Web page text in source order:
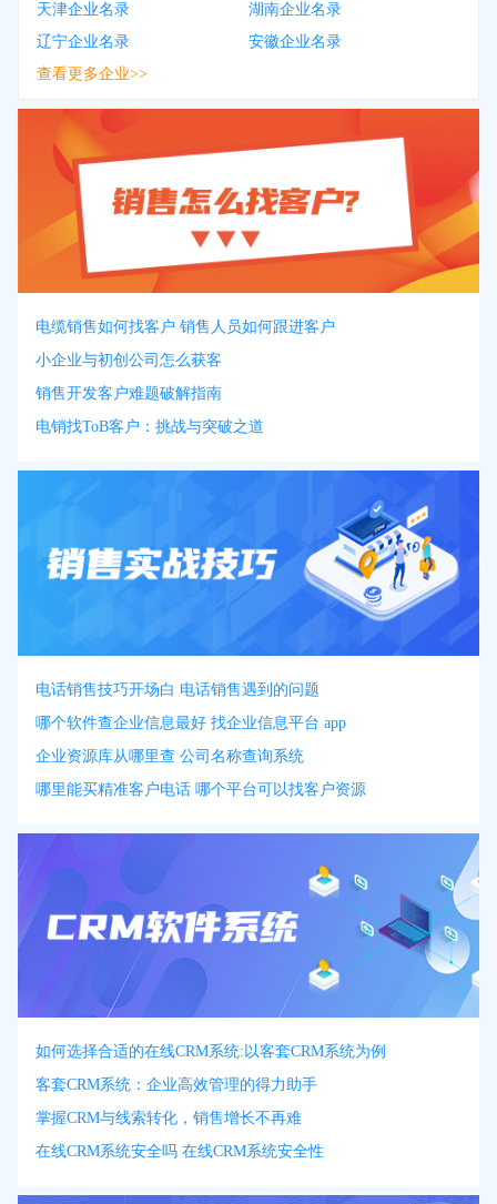
天津企业名录
湖南企业名录
辽宁企业名录
安徽企业名录
查看更多企业>>
电缆销售如何找客户 销售人员如何跟进客户
小企业与初创公司怎么获客
销售开发客户难题破解指南
电销找ToB客户：挑战与突破之道
电话销售技巧开场白 电话销售遇到的问题
哪个软件查企业信息最好 找企业信息平台 app
企业资源库从哪里查 公司名称查询系统
哪里能买精准客户电话 哪个平台可以找客户资源
如何选择合适的在线CRM系统:以客套CRM系统为例
客套CRM系统：企业高效管理的得力助手
掌握CRM与线索转化，销售增长不再难
在线CRM系统安全吗 在线CRM系统安全性